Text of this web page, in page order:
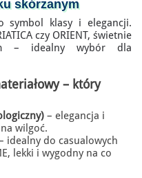
skórzanym
symbol klasy i elegancji.
czy ORIENT, świetnie
– idealny wybór dla
– który
– elegancja i
wilgoć.
idealny do casualowych
lekki i wygodny na co